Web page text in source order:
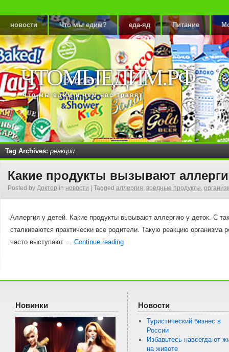
новости Что мы едим? еда-яд Питание
ЧТОМЫЕДИМ.РФ
что мы едим и чем нас травят
Tag Archives: реакции
Какие продукты вызывают
Posted by Доктор in новости Tagged аллергия, вредные продукты,
Аллергия у детей. Какие продукты вызывают аллергию у деток. С
сталкиваются практически все родители. Такую реакцию
часто выступают … Continue reading
Новинки Новости
Туристический бизнес в
России
Избавьтесь навсегда от
на животе